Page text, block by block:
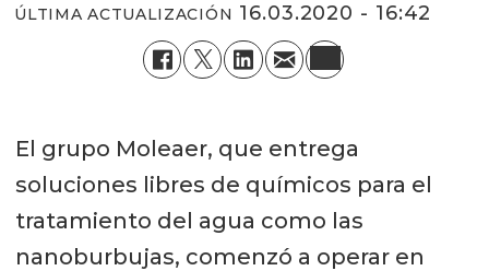
ÚLTIMA ACTUALIZACIÓN 16.03.2020 - 16:42
El grupo Moleaer, que entrega
soluciones libres de químicos para el
tratamiento del agua como las
nanoburbujas, comenzó a operar en